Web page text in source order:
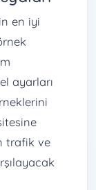
en iyi
ayarları
trafik ve